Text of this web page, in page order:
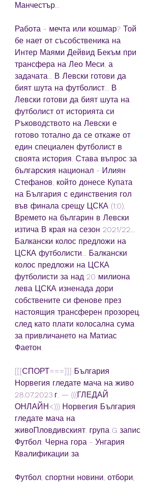
Манчестър...
Работа - мечта или кошмар? Той
бе нает от съсобственика на
Интер Маями Дейвид Бекъм при
трансфера на Лео Меси, а
задачата... В Левски готови да
бият шута на футболист... В
Левски готови да бият шута на
футболист от историята си
Ръководството на Левски е
готово тотално да се откаже от
един специален футболист в
своята история. Става въпрос за
българския национал - Илиян
Стефанов, който донесе Купата
на България с единствения гол
във финала срещу ЦСКА (1:0).
Времето на българин в Левски
изтича В края на сезон 2021/22...
Балкански колос предложи на
ЦСКА футболисти... Балкански
колос предложи на ЦСКА
футболисти за над 20 милиона
лева ЦСКА изненада дори
собствените си фенове през
настоящия трансферен прозорец,
след като плати колосална сума
за привличането на Матиас
Фаетон.
[[[СПОРТ===]]] България
Норвегия гледате мача на живо
28.07.2023 г. — (((ГЛЕДАЙ
ОНЛАЙН<))) Норвегия България
гледате мача на
живоПловдивският. група G запис
Футбол: Черна гора - Унгария
Квалификации за
Футбол, спортни новини, отбори,